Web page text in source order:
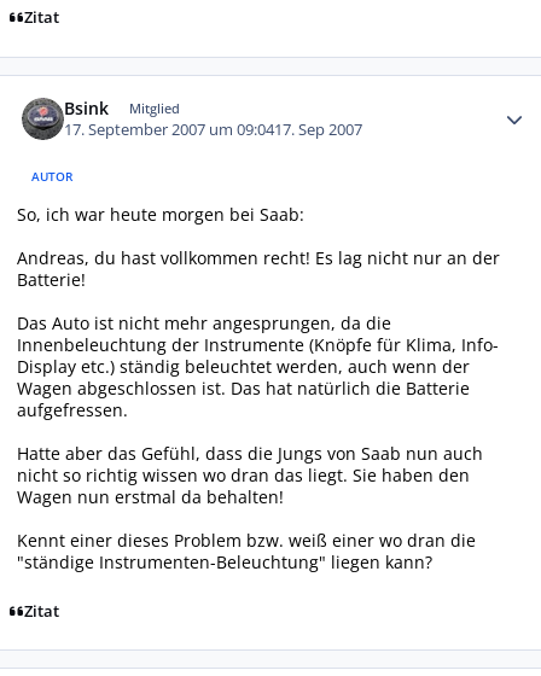
Zitat
Bsink Mitglied
17. September 2007 um 09:0417. Sep 2007
AUTOR
So, ich war heute morgen bei Saab:
Andreas, du hast vollkommen recht! Es lag nicht nur an der
Batterie!
Das Auto ist nicht mehr angesprungen, da die
Innenbeleuchtung der Instrumente (Knöpfe für Klima, Info-
Display etc.) ständig beleuchtet werden, auch wenn der
Wagen abgeschlossen ist. Das hat natürlich die Batterie
aufgefressen.
Hatte aber das Gefühl, dass die Jungs von Saab nun auch
nicht so richtig wissen wo dran das liegt. Sie haben den
Wagen nun erstmal da behalten!
Kennt einer dieses Problem bzw. weiß einer wo dran die
"ständige Instrumenten-Beleuchtung" liegen kann?
Zitat